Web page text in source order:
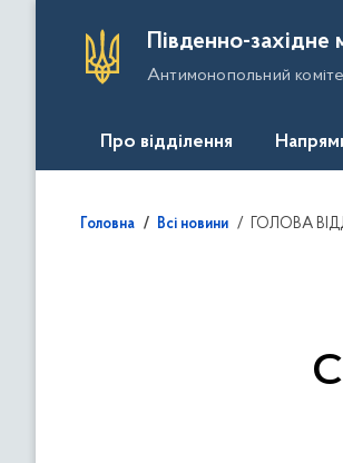
Південно-західне
Антимонопольний
Про відділення
Головна Всі новини ГОЛОВА ВІДДІЛЕННЯ